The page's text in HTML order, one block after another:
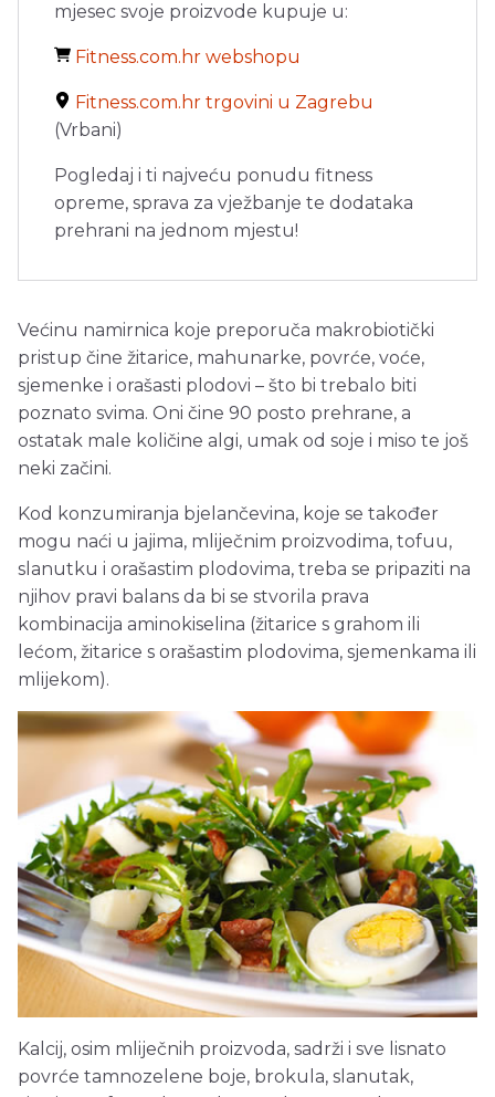
mjesec svoje proizvode kupuje u:
Fitness.com.hr webshopu
Fitness.com.hr trgovini u Zagrebu
(Vrbani)
Pogledaj i ti najveću ponudu fitness
opreme, sprava za vježbanje te dodataka
prehrani na jednom mjestu!
Većinu namirnica koje preporuča makrobiotički
pristup čine žitarice, mahunarke, povrće, voće,
sjemenke i orašasti plodovi – što bi trebalo biti
poznato svima. Oni čine 90 posto prehrane, a
ostatak male količine algi, umak od soje i miso te još
neki začini.
Kod konzumiranja bjelančevina, koje se također
mogu naći u jajima, mliječnim proizvodima, tofuu,
slanutku i orašastim plodovima, treba se pripaziti na
njihov pravi balans da bi se stvorila prava
kombinacija aminokiselina (žitarice s grahom ili
lećom, žitarice s orašastim plodovima, sjemenkama ili
mlijekom).
Kalcij, osim mliječnih proizvoda, sadrži i sve lisnato
povrće tamnozelene boje, brokula, slanutak,